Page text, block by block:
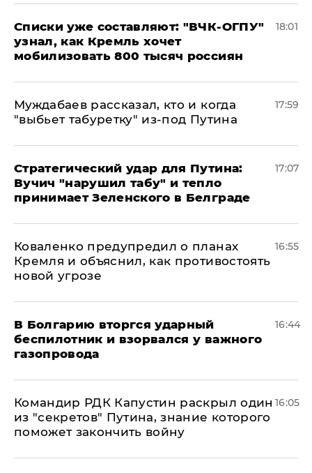
Списки уже составляют: "ВЧК-ОГПУ"
узнал, как Кремль хочет
мобилизовать 800 тысяч россиян
18:01
Муждабаев рассказал, кто и когда
"выбьет табуретку" из-под Путина
17:59
Стратегический удар для Путина:
Вучич "нарушил табу" и тепло
принимает Зеленского в Белграде
17:07
Коваленко предупредил о планах
Кремля и объяснил, как противостоять
новой угрозе
16:55
В Болгарию вторгся ударный
беспилотник и взорвался у важного
газопровода
16:44
Командир РДК Капустин раскрыл один
из "секретов" Путина, знание которого
поможет закончить войну
16:05